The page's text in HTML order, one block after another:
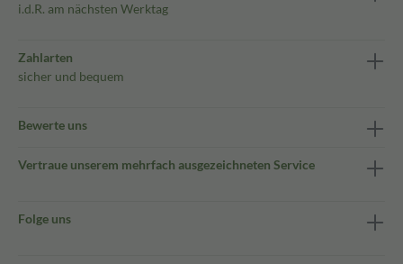
i.d.R. am nächsten Werktag
Zahlarten
sicher und bequem
Bewerte uns
Vertraue unserem mehrfach ausgezeichneten Service
Folge uns